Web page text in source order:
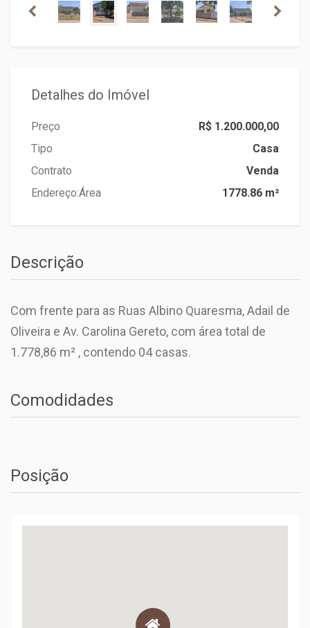
Detalhes do Imóvel
Preço
R$ 1.200.000,00
Tipo
Casa
Contrato
Venda
Endereço:Área 1778.86 m²
Descrição
Com frente para as Ruas Albino Quaresma, Adail de
Oliveira e Av. Carolina Gereto, com área total de
1.778,86 m² , contendo 04 casas.
Comodidades
Posição